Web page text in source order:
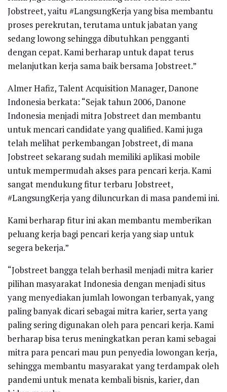
Jobstreet, yaitu #LangsungKerja yang bisa membantu
proses perekrutan, terutama untuk jabatan yang
sedang lowong sehingga dibutuhkan pengganti
dengan cepat. Kami berharap untuk dapat terus
melanjutkan kerja sama baik bersama Jobstreet.”
Almer Hafiz, Talent Acquisition Manager, Danone
Indonesia berkata: “Sejak tahun 2006, Danone
Indonesia menjadi mitra Jobstreet dan membantu
untuk mencari candidate yang qualified. Kami juga
telah melihat perkembangan Jobstreet, di mana
Jobstreet sekarang sudah memiliki aplikasi mobile
untuk mempermudah akses para pencari kerja. Kami
sangat mendukung fitur terbaru Jobstreet,
#LangsungKerja yang diluncurkan di masa pandemi ini.
Kami berharap fitur ini akan membantu memberikan
peluang kerja bagi pencari kerja yang siap untuk
segera bekerja.”
“Jobstreet bangga telah berhasil menjadi mitra karier
pilihan masyarakat Indonesia dengan menjadi situs
yang menyediakan jumlah lowongan terbanyak, yang
paling banyak dicari sebagai mitra karier, serta yang
paling sering digunakan oleh para pencari kerja. Kami
berharap bisa terus meningkatkan peran kami sebagai
mitra para pencari mau pun penyedia lowongan kerja,
sehingga membantu masyarakat yang terdampak oleh
pandemi untuk menata kembali bisnis, karier, dan